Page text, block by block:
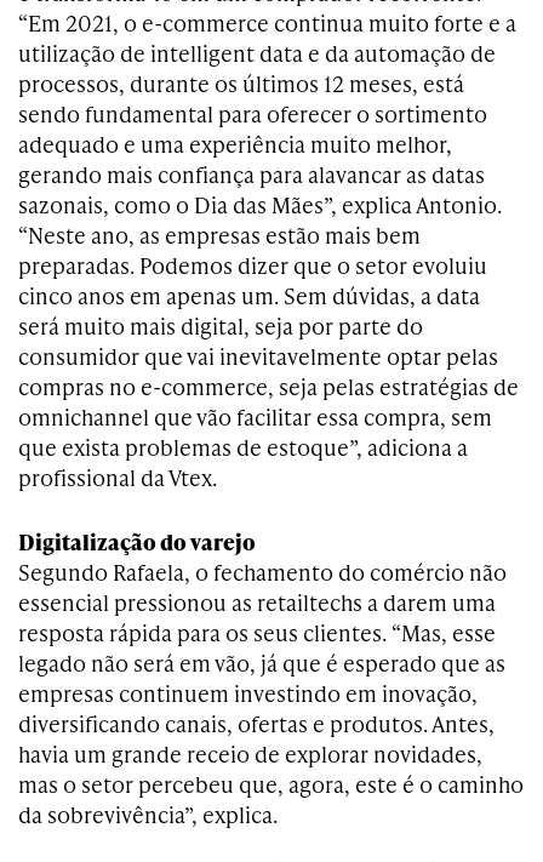
“Em 2021, o e-commerce continua muito forte e a
utilização de intelligent data e da automação de
processos, durante os últimos 12 meses, está
sendo fundamental para oferecer o sortimento
adequado e uma experiência muito melhor,
gerando mais confiança para alavancar as datas
sazonais, como o Dia das Mães”, explica Antonio.
“Neste ano, as empresas estão mais bem
preparadas. Podemos dizer que o setor evoluiu
cinco anos em apenas um. Sem dúvidas, a data
será muito mais digital, seja por parte do
consumidor que vai inevitavelmente optar pelas
compras no e-commerce, seja pelas estratégias de
omnichannel que vão facilitar essa compra, sem
que exista problemas de estoque”, adiciona a
profissional da Vtex.
Digitalização do varejo
Segundo Rafaela, o fechamento do comércio não
essencial pressionou as retailtechs a darem uma
resposta rápida para os seus clientes. “Mas, esse
legado não será em vão, já que é esperado que as
empresas continuem investindo em inovação,
diversificando canais, ofertas e produtos. Antes,
havia um grande receio de explorar novidades,
mas o setor percebeu que, agora, este é o caminho
da sobrevivência”, explica.